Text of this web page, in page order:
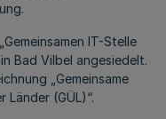
IT-Stelle
Bad Vilbel angesiedelt.
„Gemeinsame
(GÜL)“.